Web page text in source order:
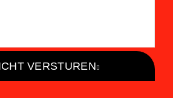
VERSTUREN